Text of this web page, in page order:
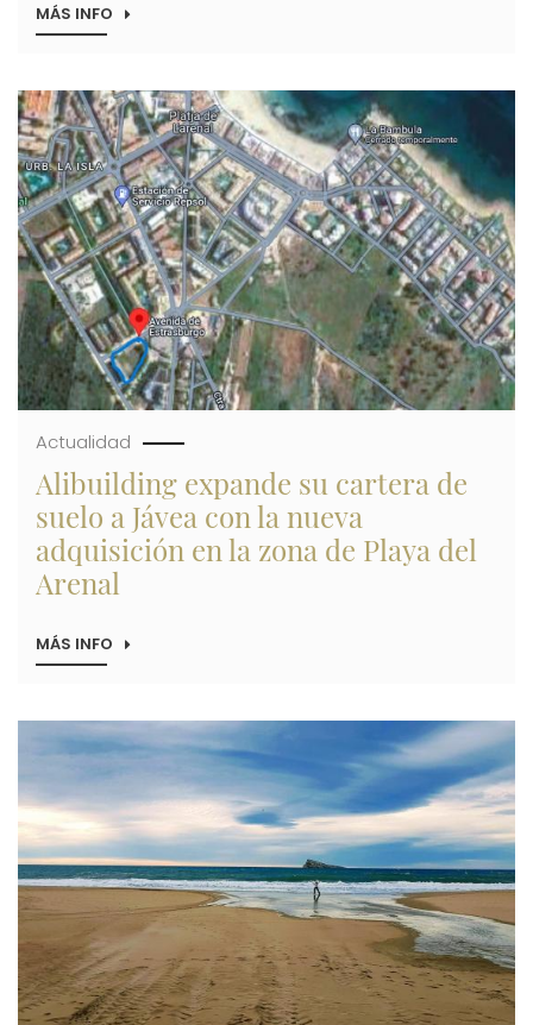
MÁS INFO SOBRE
DE
ALICANTE
CF
PRESENTAN
LA
CAMISETA
DEL
20
ANIVERSARIO
DE
LA
ENTIDAD
DEPORTIVA
Imagen
Actualidad
Alibuilding expande su cartera de
suelo a Jávea con la nueva
adquisición en la zona de Playa del
Arenal
MÁS INFO SOBRE
CARTERA
DE
SUELO
A
JÁVEA
CON
LA
NUEVA
ADQUISICIÓN
EN
LA
ZONA
DE
PLAYA
DEL
ARENAL
Imagen